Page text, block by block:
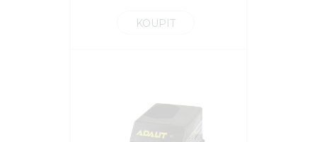
KOUPIT